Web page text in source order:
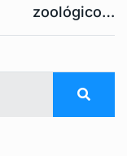
zoológico…